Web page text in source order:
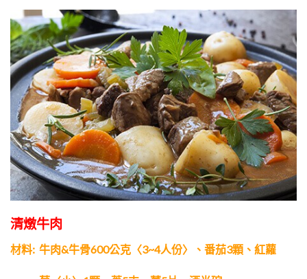
清燉牛肉
材料: 牛肉&牛骨600公克〈3~4人份〉、番茄3顆、紅蘿